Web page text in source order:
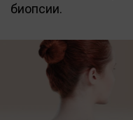
биопсии.